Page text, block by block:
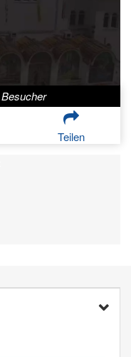
Besucher
Teilen